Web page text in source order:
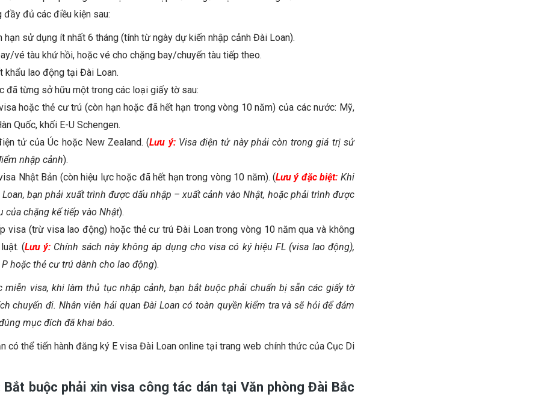
đầy đủ các điều kiện sau:
hạn sử dụng ít nhất 6 tháng (tính từ ngày dự kiến nhập cảnh Đài Loan).
vé tàu khứ hồi, hoặc vé cho chặng bay/chuyến tàu tiếp theo.
khẩu lao động tại Đài Loan.
đã từng sở hữu một trong các loại giấy tờ sau:
hoặc thẻ cư trú (còn hạn hoặc đã hết hạn trong vòng 10 năm) của các nước: Mỹ,
Quốc, khối E-U Schengen.
tử của Úc hoặc New Zealand. (Lưu ý:Visa điện tử này phải còn trong giá trị sử
nhập cảnh).
Nhật Bản (còn hiệu lực hoặc đã hết hạn trong vòng 10 năm). (Lưu ý đặc biệt: Khi
bạn phải xuất trình được dấu nhập – xuất cảnh vào Nhật, hoặc phải trình được
của chặng kế tiếp vào Nhật).
visa (trừ visa lao động) hoặc thẻ cư trú Đài Loan trong vòng 10 năm qua và không
(Lưu ý: Chính sách này không áp dụng cho visa có ký hiệu FL (visa lao động),
P hoặc thẻ cư trú dành cho lao động).
miễn visa, khi làm thủ tục nhập cảnh, bạn bắt buộc phải chuẩn bị sẵn các giấy tờ
chuyến đi. Nhân viên hải quan Đài Loan có toàn quyền kiểm tra và sẽ hỏi để đảm
mục đích đã khai báo.
có thể tiến hành đăng ký E visa Đài Loan online tại trang web chính thức của Cục Di
buộc phải xin visa công tác dán tại Văn phòng Đài Bắc